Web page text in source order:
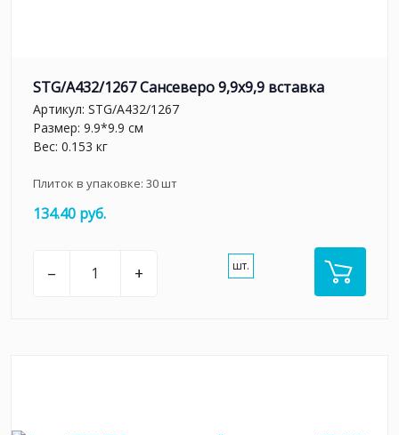
STG/A432/1267 Сансеверо 9,9x9,9 вставка
Артикул: STG/A432/1267
Размер: 9.9*9.9 см
Вес: 0.153 кг
Плиток в упаковке: 30шт
134.40 руб.
– + шт.